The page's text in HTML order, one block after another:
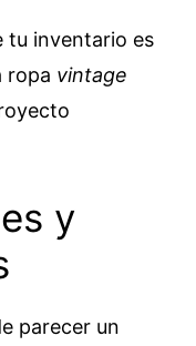
tu inventario es
ropa vintage
y
parecer un